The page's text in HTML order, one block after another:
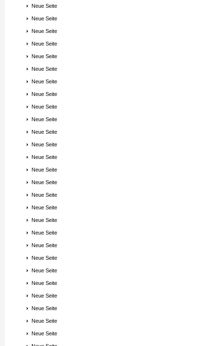
Neue Seite
Neue Seite
Neue Seite
Neue Seite
Neue Seite
Neue Seite
Neue Seite
Neue Seite
Neue Seite
Neue Seite
Neue Seite
Neue Seite
Neue Seite
Neue Seite
Neue Seite
Neue Seite
Neue Seite
Neue Seite
Neue Seite
Neue Seite
Neue Seite
Neue Seite
Neue Seite
Neue Seite
Neue Seite
Neue Seite
Neue Seite